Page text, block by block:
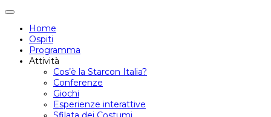
Attiva/disattiva
navigazione
Home
Ospiti
Programma
Attività
Cos’è la Starcon Italia?
Conferenze
Giochi
Esperienze interattive